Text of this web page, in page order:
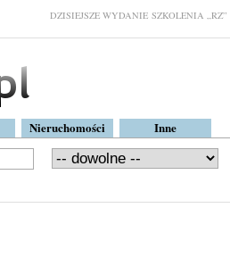
DZISIEJSZE WYDANIE SZKOLENIA „RZ”
Nieruchomości Inne